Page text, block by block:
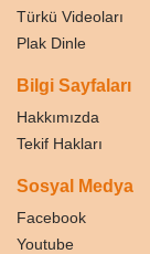
Türkü Videoları
Plak Dinle
Bilgi Sayfaları
Hakkımızda
Tekif Hakları
Sosyal Medya
Facebook
Youtube